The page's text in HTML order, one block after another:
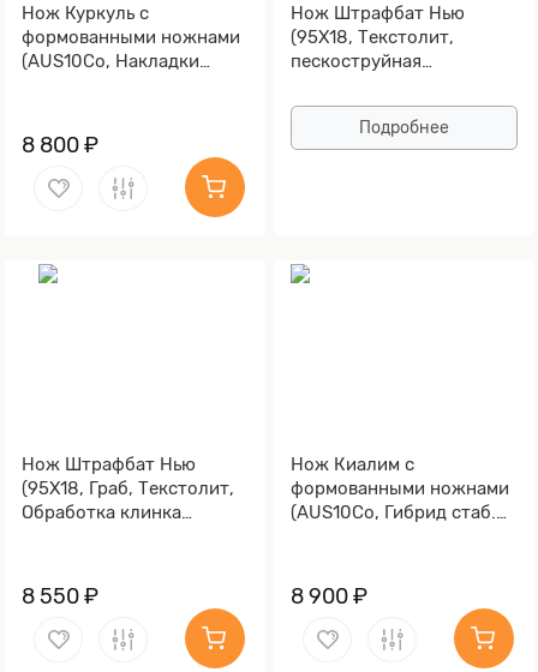
Нож Куркуль с
формованными ножнами
(AUS10Co, Накладки
8 800 ₽
Нож Штрафбат Нью
(95Х18, Текстолит,
пескоструйная
Текстолит)
Подробнее
Нож Штрафбат Нью
(95Х18, Граб, Текстолит,
Обработка клинка
8 550 ₽
Нож Киалим с
формованными ножнами
(AUS10Co, Гибрид стаб.
8 900 ₽